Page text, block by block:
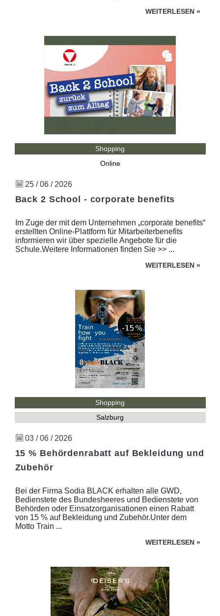
WEITERLESEN »
Shopping
Online
25 / 06 / 2026
Back 2 School - corporate benefits
Im Zuge der mit dem Unternehmen „corporate benefits“
erstellten Online-Plattform für Mitarbeiterbenefits
informieren wir über spezielle Angebote für die
Schule.Weitere Informationen finden Sie >> ...
WEITERLESEN »
Shopping
Salzburg
03 / 06 / 2026
15 % Behördenrabatt auf Bekleidung und
Zubehör
Bei der Firma Sodia BLACK erhalten alle GWD,
Bedienstete des Bundesheeres und Bedienstete von
Behörden oder Einsatzorganisationen einen Rabatt
von 15 % auf Bekleidung und Zubehör.Unter dem
Motto Train ...
WEITERLESEN »